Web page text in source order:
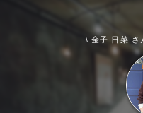
\ 金子 日菜 さ